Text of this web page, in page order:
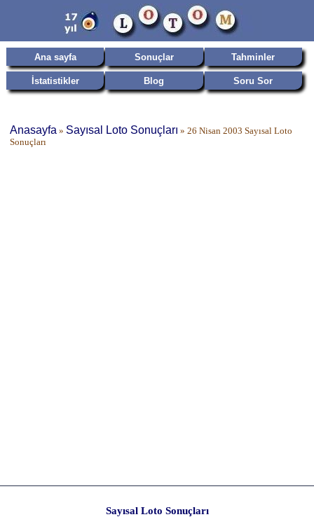
Ana sayfa Sonuçlar Tahminler
İstatistikler Blog Soru Sor
Anasayfa » Sayısal Loto Sonuçları » 26 Nisan 2003 Sayısal Loto
Sonuçları
Sayısal Loto Sonuçları